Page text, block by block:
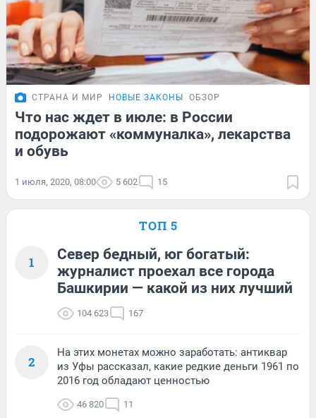
СТРАНА И МИР НОВЫЕ ЗАКОНЫ ОБЗОР
Что нас ждет в июле: в России
подорожают «коммуналка», лекарства
и обувь
1 июля, 2020, 08:00 5 602 15
ТОП 5
1
Север бедный, юг богатый:
журналист проехал все города
Башкирии — какой из них лучший
104 623 167
2
На этих монетах можно заработать: антиквар
из Уфы рассказал, какие редкие деньги 1961 по
2016 год обладают ценностью
46 820 11